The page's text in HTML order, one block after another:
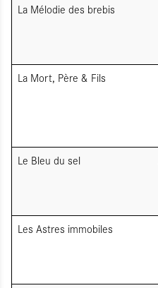
La Mélodie des brebis
La Mort, Père & Fils
Le Bleu du sel
Les Astres immobiles